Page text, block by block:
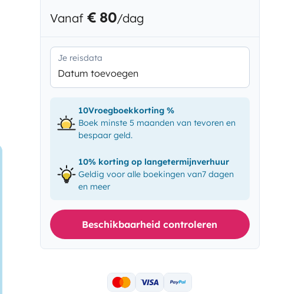
Vanaf € 80/dag
Je reisdata
Datum toevoegen
10Vroegboekkorting %
Boek minste 5 maanden van tevoren en
bespaar geld.
10% korting op langetermijnverhuur
Geldig voor alle boekingen van7 dagen
en meer
Beschikbaarheid controleren